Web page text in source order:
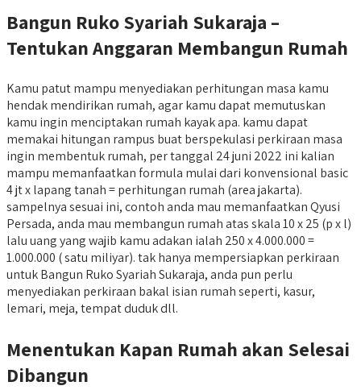
Bangun Ruko Syariah Sukaraja –
Tentukan Anggaran Membangun Rumah
Kamu patut mampu menyediakan perhitungan masa kamu
hendak mendirikan rumah, agar kamu dapat memutuskan
kamu ingin menciptakan rumah kayak apa. kamu dapat
memakai hitungan rampus buat berspekulasi perkiraan masa
ingin membentuk rumah, per tanggal 24 juni 2022 ini kalian
mampu memanfaatkan formula mulai dari konvensional basic
4 jt x lapang tanah = perhitungan rumah (area jakarta).
sampelnya sesuai ini, contoh anda mau memanfaatkan Qyusi
Persada, anda mau membangun rumah atas skala 10 x 25 (p x l)
lalu uang yang wajib kamu adakan ialah 250 x 4.000.000 =
1.000.000 ( satu miliyar). tak hanya mempersiapkan perkiraan
untuk Bangun Ruko Syariah Sukaraja, anda pun perlu
menyediakan perkiraan bakal isian rumah seperti, kasur,
lemari, meja, tempat duduk dll.
Menentukan Kapan Rumah akan Selesai
Dibangun